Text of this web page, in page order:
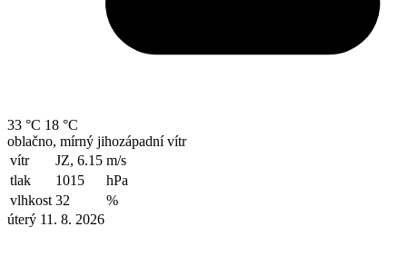
33 °C 18 °C
oblačno, mírný jihozápadní vítr
vítr
JZ, 6.15 m/s
tlak
1015
hPa
vlhkost 32
%
úterý 11. 8. 2026